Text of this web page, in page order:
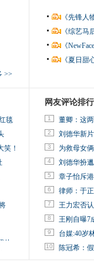
>>
《先锋
《综艺
《
《夏日
毯
笑！
片
网友评论排行
1 董卿：这
2 刘德华新
3 为救母女
4 刘德华扮
5 章子怡斥
6 律师：于
7 王力宏否
8 王刚自曝7
9 台媒:40岁
10 陈冠希：